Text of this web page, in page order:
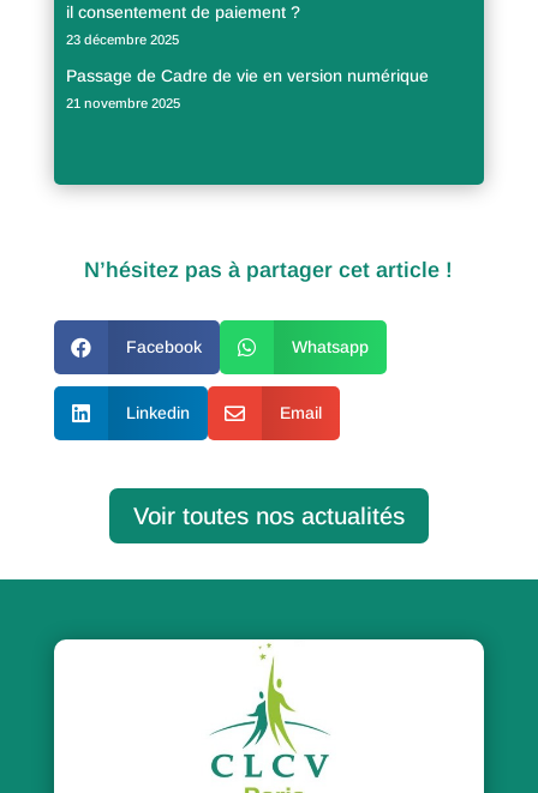
il consentement de paiement ?
23 décembre 2025
Passage de Cadre de vie en version numérique
21 novembre 2025
N’hésitez pas à partager cet article !
 Facebook  Whatsapp
 Linkedin  Email
Voir toutes nos actualités